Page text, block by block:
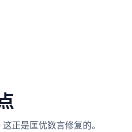
正是匡优数言修复的。